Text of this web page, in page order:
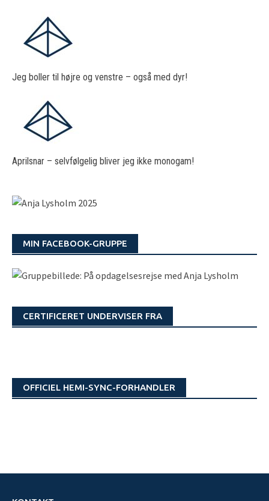
Jeg boller til højre og venstre – også med dyr!
Aprilsnar – selvfølgelig bliver jeg ikke monogam!
MIN FACEBOOK-GRUPPE
CERTIFICERET UNDERVISER FRA
OFFICIEL HEMI-SYNC-FORHANDLER